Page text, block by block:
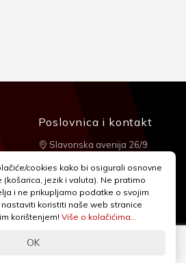
Podrška
Poslovnica i kontakt
Slavonska avenija 26/9
+385 1 2455 950
webshop@iqcentar.hr
Pon - Pet od 9 - 17h
cookies kako bi osigurali osnovne
jezik i valuta). Ne pratimo
i ne prikupljamo podatke o svojim
koristiti naše web stranice
korištenjem! Više o kolačićima...
OK